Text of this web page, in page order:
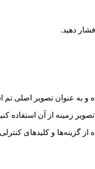
زمینه از آن استفاده
و کلیدهای کنترلی